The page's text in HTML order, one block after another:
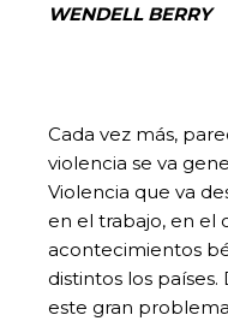
WENDELL BERRY
Cada vez más,
violencia se va
Violencia que va
en el trabajo, en el
acontecimientos
distintos los
este gran